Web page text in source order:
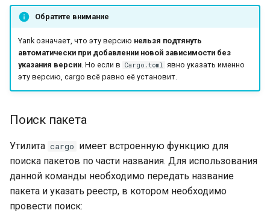
Обратите внимание
Yank означает, что эту версию нельзя подтянуть
автоматически при добавлении новой зависимости без
указания версии. Но если в Cargo.toml явно указать именно
эту версию, cargo всё равно её установит.
Поиск пакета
Утилита cargo имеет встроенную функцию для
поиска пакетов по части названия. Для использования
данной команды необходимо передать название
пакета и указать реестр, в котором необходимо
провести поиск: